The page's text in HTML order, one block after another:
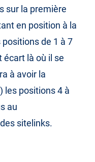
sur la première
en position à la
de 1 à 7
là où il se
à avoir la
les positions 4 à
au
sitelinks.